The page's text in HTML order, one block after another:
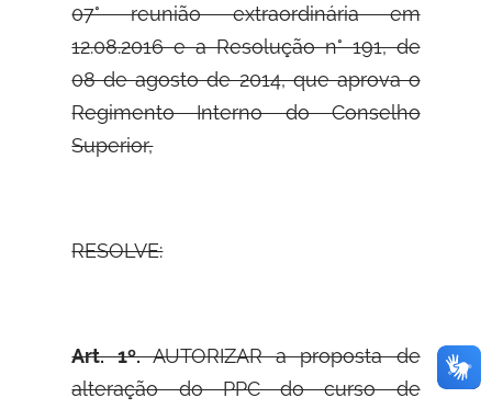
07° reunião extraordinária em
12.08.2016 e a Resolução n° 191, de
08 de agosto de 2014, que aprova o
Regimento Interno do Conselho
Superior,
RESOLVE:
Art. 1º.AUTORIZAR a proposta de
alteração do PPC do curso de